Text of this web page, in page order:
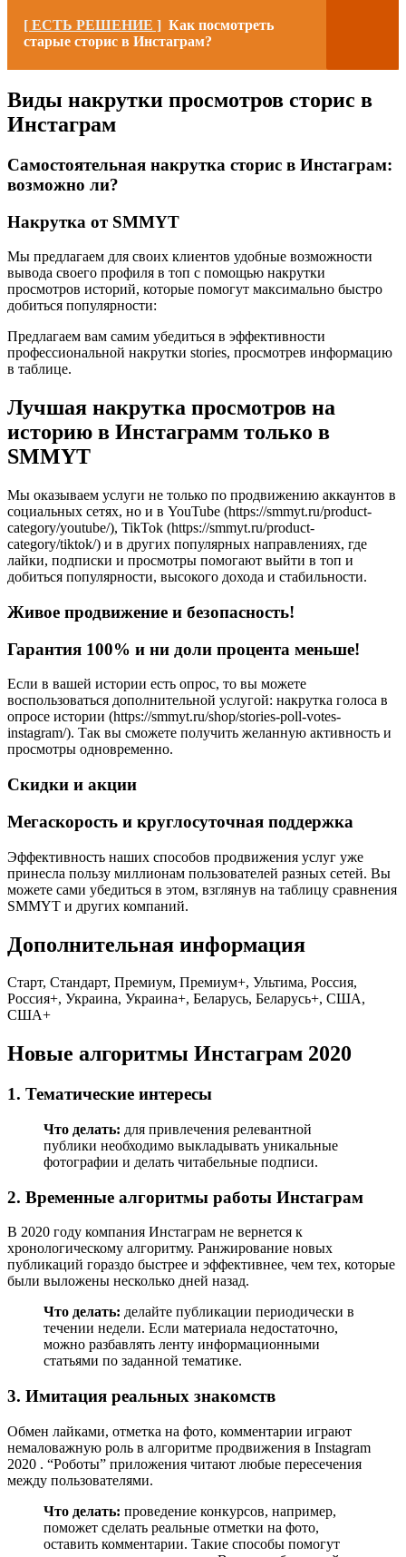
[ ЕСТЬ РЕШЕНИЕ ] Как посмотреть
старые сторис в Инстаграм?
Виды накрутки просмотров сторис в
Инстаграм
Самостоятельная накрутка сторис в Инстаграм:
возможно ли?
Накрутка от SMMYT
Мы предлагаем для своих клиентов удобные возможности
вывода своего профиля в топ с помощью накрутки
просмотров историй, которые помогут максимально быстро
добиться популярности:
Предлагаем вам самим убедиться в эффективности
профессиональной накрутки stories, просмотрев информацию
в таблице.
Лучшая накрутка просмотров на
историю в Инстаграмм только в
SMMYT
Мы оказываем услуги не только по продвижению аккаунтов в
социальных сетях, но и в YouTube (https://smmyt.ru/product-
category/youtube/), TikTok (https://smmyt.ru/product-
category/tiktok/) и в других популярных направлениях, где
лайки, подписки и просмотры помогают выйти в топ и
добиться популярности, высокого дохода и стабильности.
Живое продвижение и безопасность!
Гарантия 100% и ни доли процента меньше!
Если в вашей истории есть опрос, то вы можете
воспользоваться дополнительной услугой: накрутка голоса в
опросе истории (https://smmyt.ru/shop/stories-poll-votes-
instagram/). Так вы сможете получить желанную активность и
просмотры одновременно.
Скидки и акции
Мегаскорость и круглосуточная поддержка
Эффективность наших способов продвижения услуг уже
принесла пользу миллионам пользователей разных сетей. Вы
можете сами убедиться в этом, взглянув на таблицу сравнения
SMMYT и других компаний.
Дополнительная информация
Старт, Стандарт, Премиум, Премиум+, Ультима, Россия,
Россия+, Украина, Украина+, Беларусь, Беларусь+, США,
США+
Новые алгоритмы Инстаграм 2020
1. Тематические интересы
Что делать: для привлечения релевантной
публики необходимо выкладывать уникальные
фотографии и делать читабельные подписи.
2. Временные алгоритмы работы Инстаграм
В 2020 году компания Инстаграм не вернется к
хронологическому алгоритму. Ранжирование новых
публикаций гораздо быстрее и эффективнее, чем тех, которые
были выложены несколько дней назад.
Что делать: делайте публикации периодически в
течении недели. Если материала недостаточно,
можно разбавлять ленту информационными
статьями по заданной тематике.
3. Имитация реальных знакомств
Обмен лайками, отметка на фото, комментарии играют
немаловажную роль в алгоритме продвижения в Instagram
2020 . “Роботы” приложения читают любые пересечения
между пользователями.
Что делать: проведение конкурсов, например,
поможет сделать реальные отметки на фото,
оставить комментарии. Такие способы помогут